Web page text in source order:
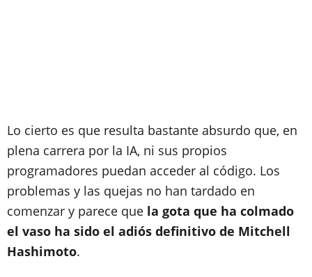
Lo cierto es que resulta bastante absurdo que, en
plena carrera por la IA, ni sus propios
programadores puedan acceder al código. Los
problemas y las quejas no han tardado en
comenzar y parece que la gota que ha colmado
el vaso ha sido el adiós definitivo de Mitchell
Hashimoto.